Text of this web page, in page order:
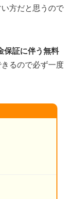
方だと思うので
保証に伴う無料
るので必ず一度